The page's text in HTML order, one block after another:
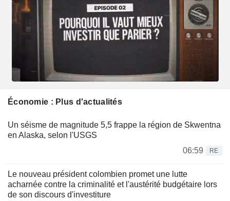
Économie : Plus d'actualités
Un séisme de magnitude 5,5 frappe la région de Skwentna
en Alaska, selon l'USGS
06:59
RE
Le nouveau président colombien promet une lutte
acharnée contre la criminalité et l'austérité budgétaire lors
de son discours d'investiture